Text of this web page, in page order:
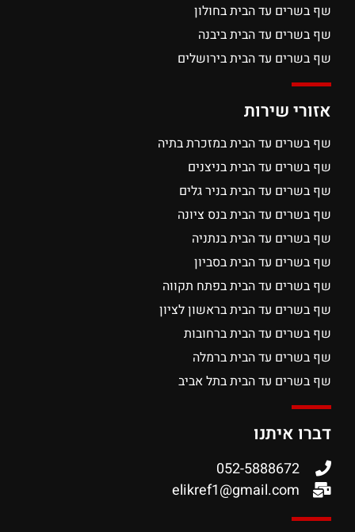
שף בשרים עד הבית בחולון
שף בשרים עד הבית ביבנה
שף בשרים עד הבית בירושלים
אזורי שירות
שף בשרים עד הבית במזכרת בתיה
שף בשרים עד הבית בניצנים
שף בשרים עד הבית בניר גלים
שף בשרים עד הבית בנס ציונה
שף בשרים עד הבית בנתניה
שף בשרים עד הבית בסביון
שף בשרים עד הבית בפתח תקווה
שף בשרים עד הבית בראשון לציון
שף בשרים עד הבית ברחובות
שף בשרים עד הבית ברמלה
שף בשרים עד הבית בתל אביב
דברו איתנו
052-5888672
elikref1@gmail.com